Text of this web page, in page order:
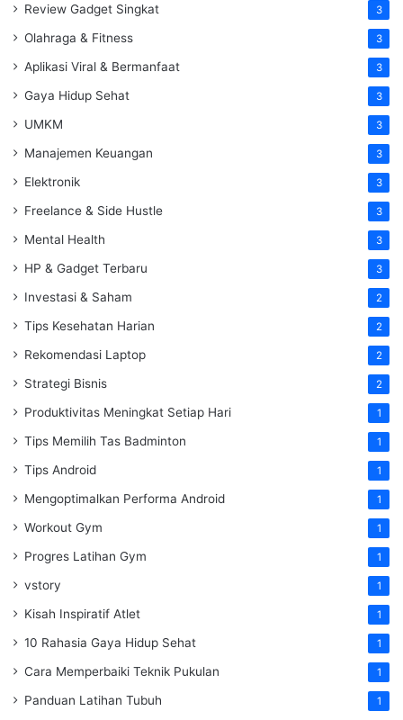
Review Gadget Singkat 3
Olahraga & Fitness 3
Aplikasi Viral & Bermanfaat 3
Gaya Hidup Sehat 3
UMKM 3
Manajemen Keuangan 3
Elektronik 3
Freelance & Side Hustle 3
Mental Health 3
HP & Gadget Terbaru 3
Investasi & Saham 2
Tips Kesehatan Harian 2
Rekomendasi Laptop 2
Strategi Bisnis 2
Produktivitas Meningkat Setiap Hari 1
Tips Memilih Tas Badminton 1
Tips Android 1
Mengoptimalkan Performa Android 1
Workout Gym 1
Progres Latihan Gym 1
vstory 1
Kisah Inspiratif Atlet 1
10 Rahasia Gaya Hidup Sehat 1
Cara Memperbaiki Teknik Pukulan 1
Panduan Latihan Tubuh 1